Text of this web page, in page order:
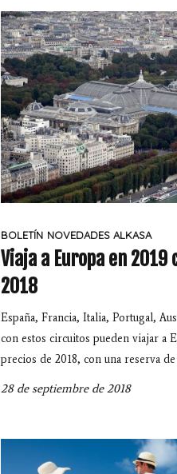
BOLETÍN NOVEDADES ALKASA
Viaja a Europa en
2018
España, Francia, Italia, Portugal,
con estos circuitos pueden viajar a
precios de 2018, con una reserva
28 de septiembre de 2018